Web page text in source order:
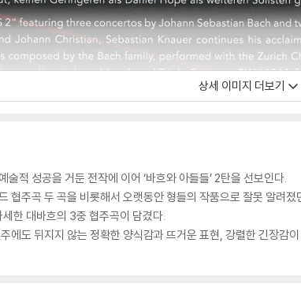
상세 이미지 더보기
적 성공을 거둔 전작에 이어 ‘바흐와 아들들’ 2탄을 선보인다.
협주곡 두 곡을 비롯해서 오랫동안 형들의 작품으로 잘못 알려
한 대바흐의 3중 협주곡이 담겼다.
에도 뒤지지 않는 정확한 양식감과 뜨거운 표현, 강렬한 긴장감